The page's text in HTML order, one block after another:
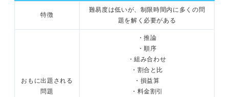
特徴
難易度は低いが、制限時間内に多くの問
題を解く必要がある
おもに出題される
問題
・推論
・順序
・組み合わせ
・割合と比
・損益算
・料金割引